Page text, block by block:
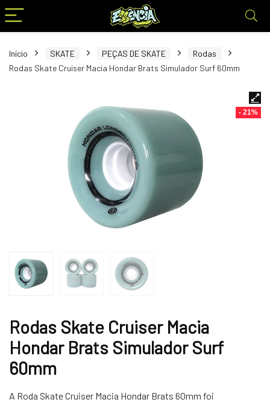
Início SKATE PEÇAS DE SKATE
Rodas
Rodas Skate Cruiser Macia Hondar Brats Simulador Surf 60mm
- 21%
Rodas Skate Cruiser Macia
Hondar Brats Simulador Surf
60mm
A Roda Skate Cruiser Macia Hondar Brats 60mm foi